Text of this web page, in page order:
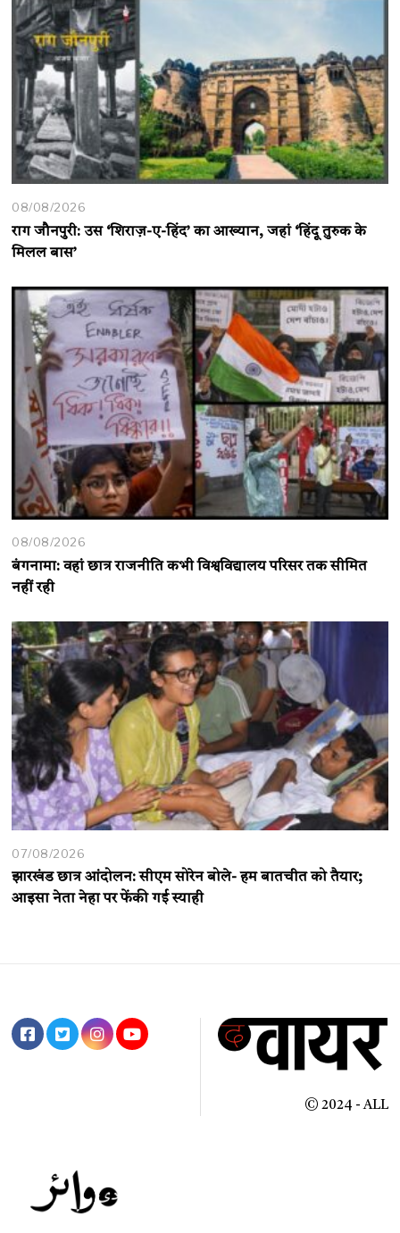
08/08/2026
राग जौनपुरी: उस ‘शिराज़-ए-हिंद’ का आख्यान, जहां ‘हिंदू तुरुक के
मिलल बास’
08/08/2026
बंगनामा: वहां छात्र राजनीति कभी विश्वविद्यालय परिसर तक सीमित
नहीं रही
07/08/2026
झारखंड छात्र आंदोलन: सीएम सोरेन बोले- हम बातचीत को तैयार;
आइसा नेता नेहा पर फेंकी गई स्याही
© 2024 - ALL